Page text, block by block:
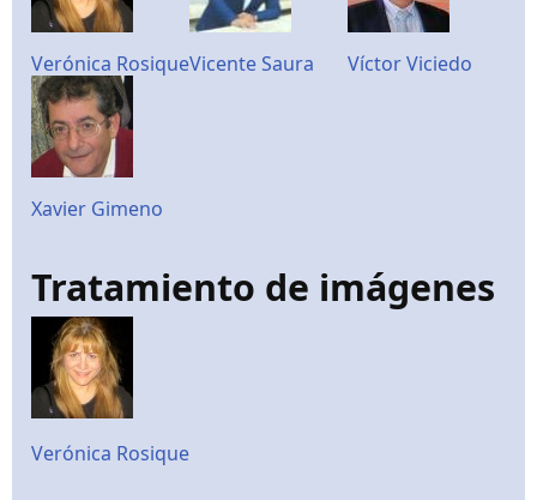
Verónica RosiqueVicente Saura Víctor Viciedo
Xavier Gimeno
Tratamiento de imágenes
Verónica Rosique